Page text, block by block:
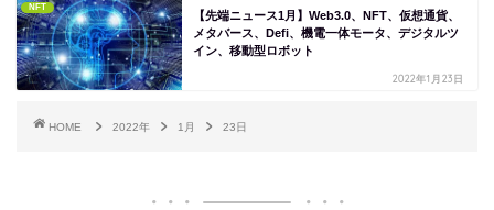
NFT
【先端ニュース1月】Web3.0、NFT、仮想通貨、
メタバース、Defi、機電一体モータ、デジタルツ
イン、移動型ロボット
2022年1月23日
HOME 2022年 1月 23日